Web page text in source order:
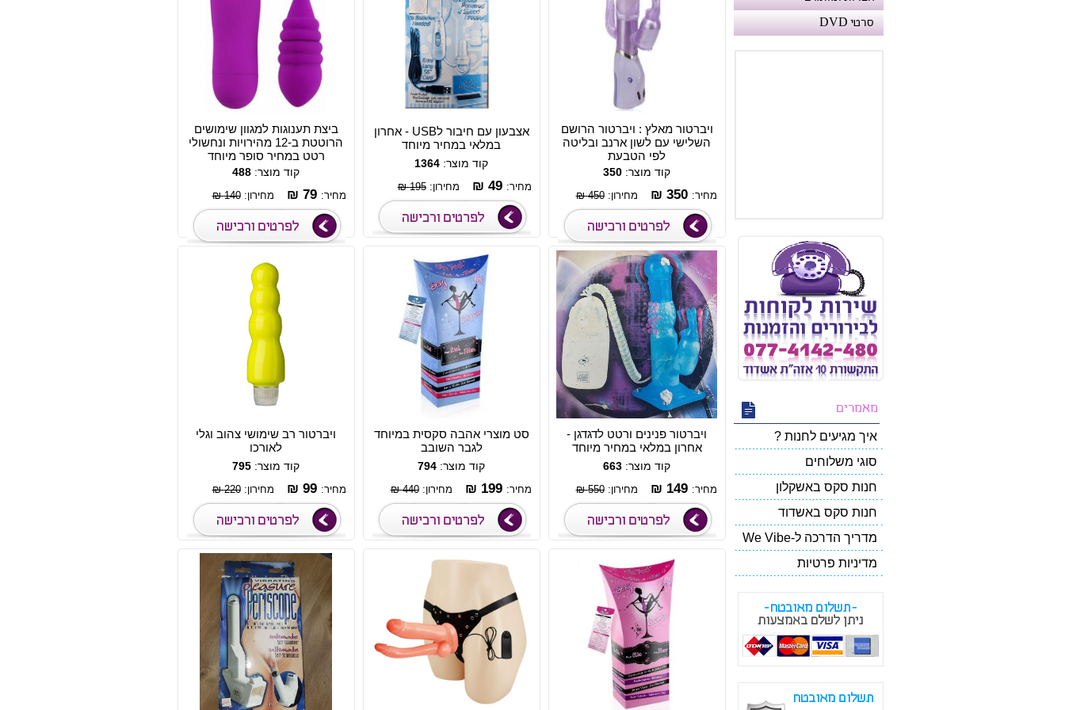
סרטי DVD
www.T4F.co.il
Toys4Fun.co.il
קל לזכור וממולץ ...
הכל חלק מהשירות שלנו !
מאמרים
איך מגיעים לחנות ?
סוגי משלוחים
חנות סקס באשקלון
חנות סקס באשדוד
מדריך הדרכה ל-We Vibe
מדיניות פרטיות
ויברטור מאלץ : ויברטור הרושם
השלישי עם לשון ארנב ובליטה
לפי הטבעת
קוד מוצר: 350
מחיר: 350 ₪ מחירון:450 ₪
אצבעון עם חיבור לUSB - אחרון
במלאי במחיר מיוחד
קוד מוצר: 1364
מחיר: 49 ₪ מחירון:195 ₪
ביצת תענוגות למגוון שימושים
הרוטטת ב-12 מהירויות ונחשולי
רטט במחיר סופר מיוחד
קוד מוצר: 488
מחיר: 79 ₪ מחירון:140 ₪
ויברטור פנינים ורטט לדגדגן -
אחרון במלאי במחיר מיוחד
קוד מוצר: 663
מחיר: 149 ₪ מחירון:550 ₪
סט מוצרי אהבה סקסית במיוחד
לגבר השובב
קוד מוצר: 794
מחיר: 199 ₪ מחירון:440 ₪
ויברטור רב שימושי צהוב וגלי
לאורכו
קוד מוצר: 795
מחיר: 99 ₪ מחירון:220 ₪